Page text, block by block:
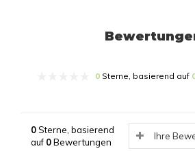
0 Sterne, basierend auf
0Sterne, basierend
auf 0Bewertungen
Ihre